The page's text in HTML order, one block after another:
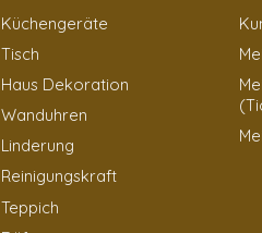
Küchengeräte
Tisch
Haus Dekoration
Wanduhren
Linderung
Reinigungskraft
Teppich